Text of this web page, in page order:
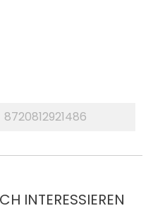
8720812921486
INTERESSIEREN